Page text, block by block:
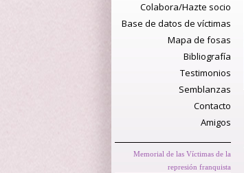
Colabora/Hazte socio
Base de datos de víctimas
Mapa de fosas
Bibliografía
Testimonios
Semblanzas
Contacto
Amigos
Memorial de las Víctimas de la
represión franquista